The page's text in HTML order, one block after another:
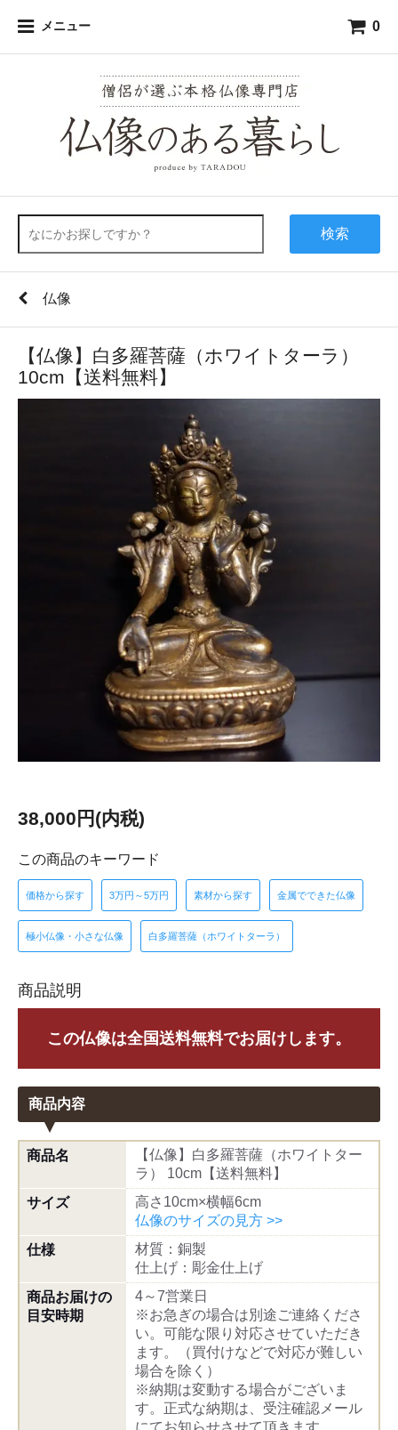
メニュー 0
検索
仏像
【仏像】白多羅菩薩（ホワイトターラ）
10cm【送料無料】
38,000円(内税)
この商品のキーワード
価格から探す 3万円～5万円 素材から探す 金属でできた仏像
極小仏像・小さな仏像 白多羅菩薩（ホワイトターラ）
商品説明
この仏像は全国送料無料でお届けします。
商品内容
商品名
【仏像】白多羅菩薩（ホワイトター
ラ） 10cm【送料無料】
サイズ
高さ10cm×横幅6cm
仏像のサイズの見方 >>
仕様
材質：銅製
仕上げ：彫金仕上げ
商品お届けの
目安時期
4～7営業日
※お急ぎの場合は別途ご連絡くださ
い。可能な限り対応させていただき
ます。（買付けなどで対応が難しい
場合を除く）
※納期は変動する場合がございま
す。正式な納期は、受注確認メール
にてお知らせさせて頂きます。